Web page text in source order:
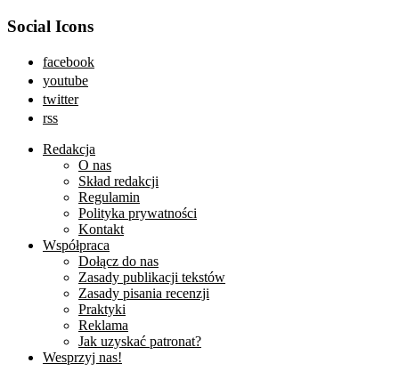
Social Icons
facebook
youtube
twitter
rss
Redakcja
O nas
Skład redakcji
Regulamin
Polityka prywatności
Kontakt
Współpraca
Dołącz do nas
Zasady publikacji tekstów
Zasady pisania recenzji
Praktyki
Reklama
Jak uzyskać patronat?
Wesprzyj nas!